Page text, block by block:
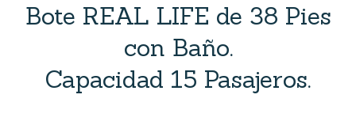
Bote REAL LIFE de 38 Pies
con Baño.
Capacidad 15 Pasajeros.